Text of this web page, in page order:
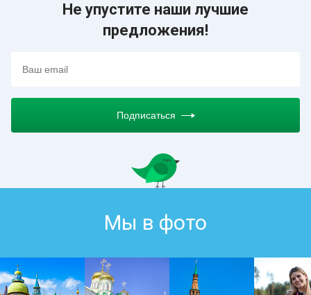
Не упустите наши лучшие
предложения!
Подписаться
Мы в фото